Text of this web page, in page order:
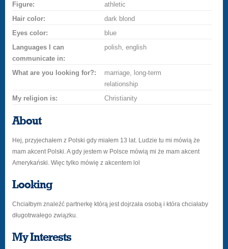
Figure:
athletic
Hair color:
dark blond
Eyes color:
blue
Languages I can
communicate in:
polish, english
What are you looking for?:
marriage, long-term
relationship
My religion is:
Christianity
About
Hej, przyjechałem z Polski gdy miałem 13 lat. Ludzie tu mi mówią że
mam akcent Polski. A gdy jestem w Polsce mówią mi że mam akcent
Amerykański. Więc tylko mówię z akcentem lol
Looking
Chciałbym znaleźć partnerkę którą jest dojrzała osobą i która chciałaby
długotrwałego związku.
My Interests